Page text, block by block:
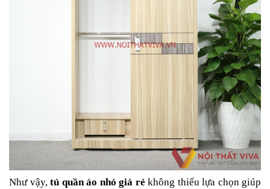
Như vậy, tủ quần áo nhỏ giá rẻ không thiếu lựa chọn giúp